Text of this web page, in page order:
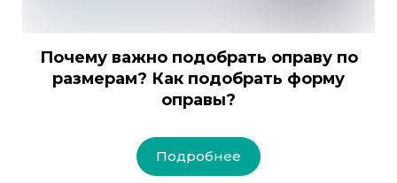
Почему важно подобрать оправу по
размерам? Как подобрать форму
оправы?
Подробнее